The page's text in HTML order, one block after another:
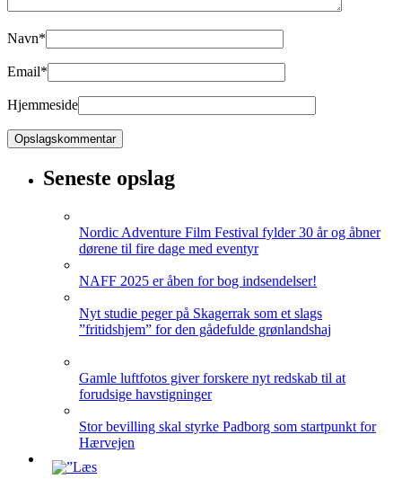
Navn*
Email*
Hjemmeside
Seneste opslag
Nordic Adventure Film Festival fylder 30 år og åbner
dørene til fire dage med eventyr
NAFF 2025 er åben for bog indsendelser!
Nyt studie peger på Skagerrak som et slags
”fritidshjem” for den gådefulde grønlandshaj
Gamle luftfotos giver forskere nyt redskab til at
forudsige havstigninger
Stor bevilling skal styrke Padborg som startpunkt for
Hærvejen